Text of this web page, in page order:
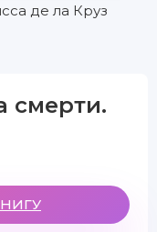
де ла Круз
смерти.